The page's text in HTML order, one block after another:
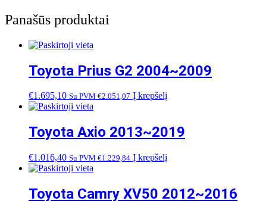
Panašūs produktai
Toyota Prius G2 2004~2009
€1.695,10 Su PVM €2.051,07 Į krepšelį
Toyota Axio 2013~2019
€1.016,40 Su PVM €1.229,84 Į krepšelį
Toyota Camry XV50 2012~2016